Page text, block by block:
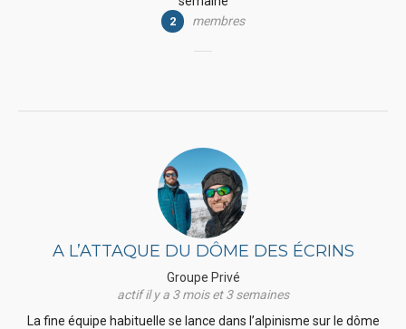
2 membres
A L’ATTAQUE DU DÔME DES ÉCRINS
Groupe Privé
actif il y a 3 mois et 3 semaines
La fine équipe habituelle se lance dans l’alpinisme sur le dôme